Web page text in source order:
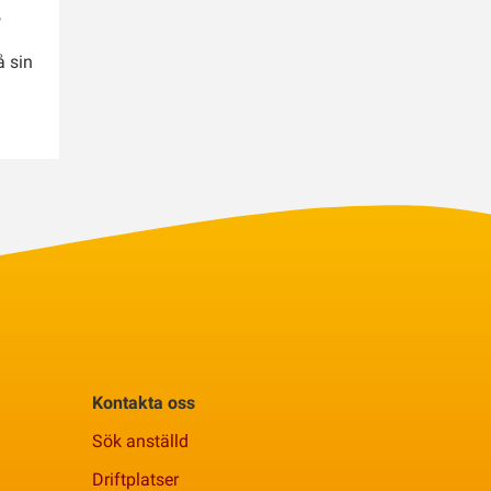
sin
Kontakta oss
Sök anställd
Driftplatser